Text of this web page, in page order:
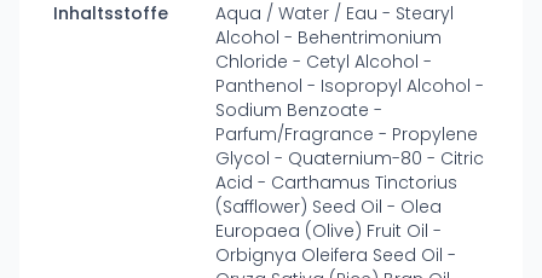
Inhaltsstoffe
Aqua / Water / Eau - Stearyl
Alcohol - Behentrimonium
Chloride - Cetyl Alcohol -
Panthenol - Isopropyl Alcohol -
Sodium Benzoate -
Parfum/Fragrance - Propylene
Glycol - Quaternium-80 - Citric
Acid - Carthamus Tinctorius
(Safflower) Seed Oil - Olea
Europaea (Olive) Fruit Oil -
Orbignya Oleifera Seed Oil -